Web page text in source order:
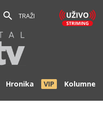
TRAŽI
Hronika VIP Kolumne